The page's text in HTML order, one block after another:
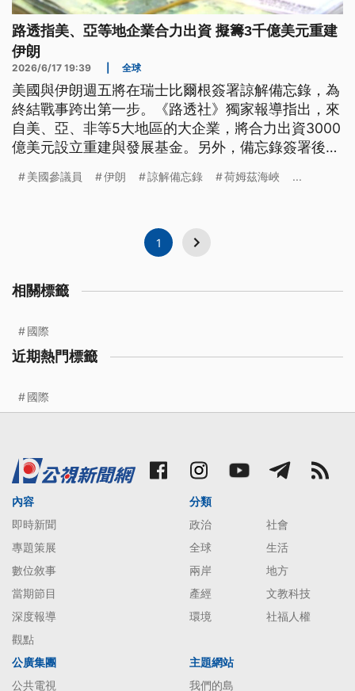
路透指美、亞等地企業合力出資 擬籌3千億美元重建
伊朗
2026/6/17 19:39 全球
美國與伊朗週五將在瑞士比爾根簽署諒解備忘錄，為
終結戰事跨出第一步。《路透社》獨家報導指出，來
自美、亞、非等5大地區的大企業，將合力出資3000
億美元設立重建與發展基金。另外，備忘錄簽署後，
準備好，迅速讓天然氣與石油重回國際市場。
美國參議員 伊朗 諒解備忘錄 荷姆茲海峽 ...
1
相關標籤
國際
近期熱門標籤
國際
內容
即時新聞
專題策展
數位敘事
當期節目
深度報導
觀點
分類
政治
社會
全球
生活
兩岸
地方
產經
文教科技
環境
社福人權
公廣集團
公共電視
主題網站
我們的島